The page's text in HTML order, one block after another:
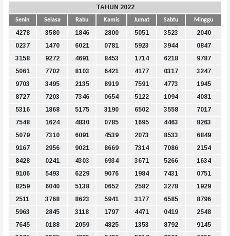
TAHUN 2022
Senin Selasa Rabu Kamis Jumat Sabtu Minggu
4278 3580 1846 2800 5051 3523
2040
0237
1470 6021 0781 5923 3944
0847
3158
9272 4691 8453 1714 6218
9787
5061
7702 8103 6421 4177 0317
3247
9703
3495 2135 8919 7591 4773
1945
8727
7203 7346 0654 5122 1094
4081
5316
1868 5175 3190 6502 3558
7017
7548
1624 4830 0785 1695 4463
8263
5079
7310 6091 4539 2073 8533
6849
9167
2956 9021 8669 7314 7086
2154
8428
0241 4303 6934 3671 5266
1634
9106
5493 6229 9076 1984 7431
0751
8259
6040 5138 0652 2582 3278
1929
2511
3768 8623 5941 3177 6585
8796
5963
2845 3118 1797 4471 0419
2548
7645
0188 2059 4825 1353 8792
9145